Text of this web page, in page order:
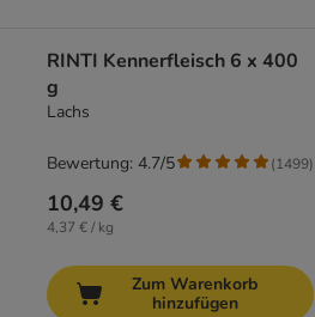
RINTI Kennerfleisch 6 x 400
g
Lachs
10,49 €
4,37 € / kg
Bewertung: 4.7/5 (1499)
Zum Warenkorb
hinzufügen